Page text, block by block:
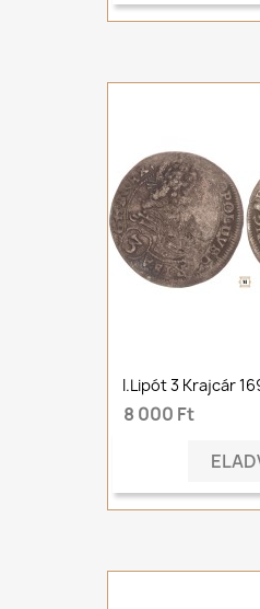
I.Lipót 3 Krajcár
8 000 Ft